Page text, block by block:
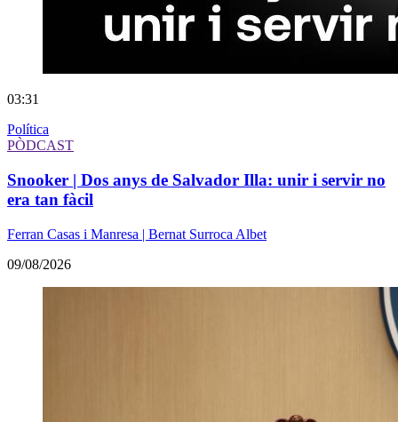
03:31
Política
PÒDCAST
Snooker | Dos anys de Salvador Illa: unir i servir no
era tan fàcil
Ferran Casas i Manresa | Bernat Surroca Albet
09/08/2026